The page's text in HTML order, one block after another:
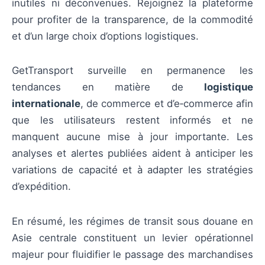
inutiles ni déconvenues. Rejoignez la plateforme
pour profiter de la transparence, de la commodité
et d’un large choix d’options logistiques.
GetTransport surveille en permanence les
tendances en matière de logistique
internationale, de commerce et d’e‑commerce afin
que les utilisateurs restent informés et ne
manquent aucune mise à jour importante. Les
analyses et alertes publiées aident à anticiper les
variations de capacité et à adapter les stratégies
d’expédition.
En résumé, les régimes de transit sous douane en
Asie centrale constituent un levier opérationnel
majeur pour fluidifier le passage des marchandises